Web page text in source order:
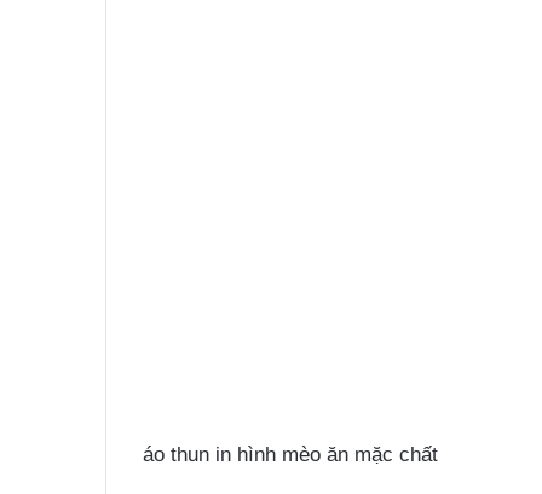
áo thun in hình mèo ăn mặc chất